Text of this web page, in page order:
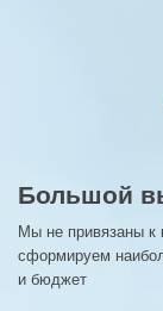
Большой
Мы не привязаны к
сформируем
и бюджет